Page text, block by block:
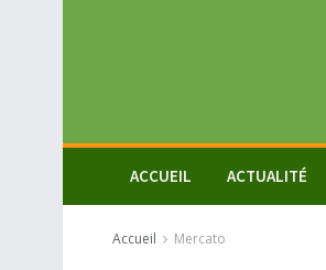
ACCUEIL ACTUALITÉ
Accueil Mercato